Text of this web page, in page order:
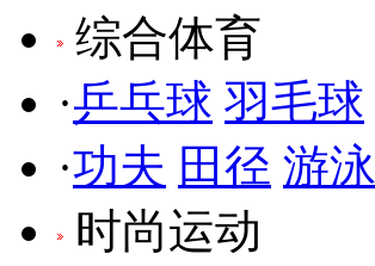
综合体育
·乒乓球 羽毛球
·功夫 田径 游泳
时尚运动